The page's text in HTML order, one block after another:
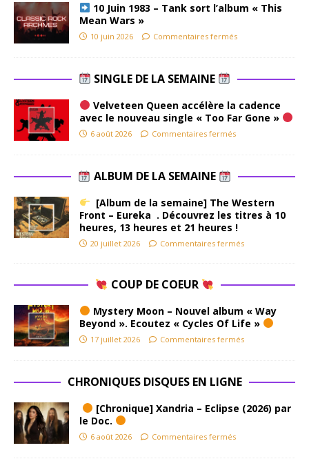
10 Juin 1983 – Tank sort l’album « This
Mean Wars »
10 juin 2026 Commentaires fermés
SINGLE DE LA SEMAINE
Velveteen Queen accélère la cadence
avec le nouveau single « Too Far Gone »
6 août 2026 Commentaires fermés
ALBUM DE LA SEMAINE
[Album de la semaine] The Western
Front – Eureka . Découvrez les titres à 10
heures, 13 heures et 21 heures !
20 juillet 2026 Commentaires fermés
COUP DE COEUR
Mystery Moon – Nouvel album « Way
Beyond ». Ecoutez « Cycles Of Life »
17 juillet 2026 Commentaires fermés
CHRONIQUES DISQUES EN LIGNE
[Chronique] Xandria – Eclipse (2026) par
le Doc.
6 août 2026 Commentaires fermés